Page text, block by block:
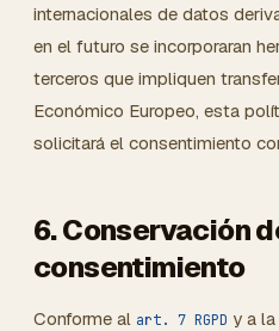
internacionales de datos
en el futuro se incorporaran
terceros que impliquen
Económico Europeo, esta
solicitará el consentimiento
6. Conservación
consentimiento
Conforme al art. 7 RGPD y a